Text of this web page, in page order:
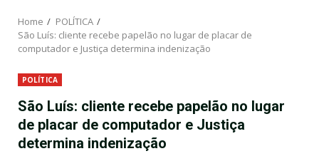
Home
POLÍTICA
São Luís: cliente recebe papelão no lugar de placar de
computador e Justiça determina indenização
POLÍTICA
São Luís: cliente recebe papelão no lugar
de placar de computador e Justiça
determina indenização